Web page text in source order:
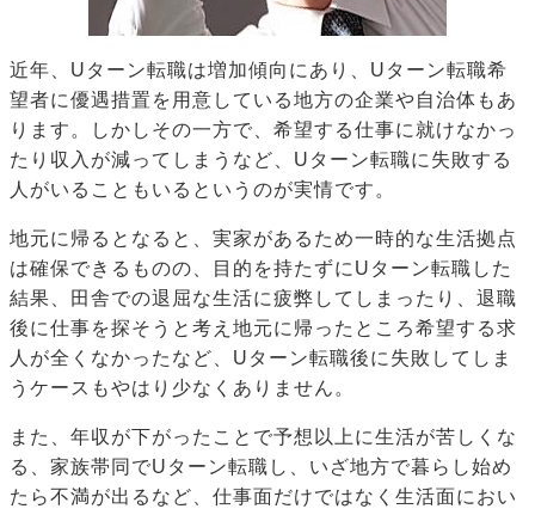
近年、Uターン転職は増加傾向にあり、Uターン転職希
望者に優遇措置を用意している地方の企業や自治体もあ
ります。しかしその一方で、希望する仕事に就けなかっ
たり収入が減ってしまうなど、Uターン転職に失敗する
人がいることもいるというのが実情です。
地元に帰るとなると、実家があるため一時的な生活拠点
は確保できるものの、目的を持たずにUターン転職した
結果、田舎での退屈な生活に疲弊してしまったり、退職
後に仕事を探そうと考え地元に帰ったところ希望する求
人が全くなかったなど、Uターン転職後に失敗してしま
うケースもやはり少なくありません。
また、年収が下がったことで予想以上に生活が苦しくな
る、家族帯同でUターン転職し、いざ地方で暮らし始め
たら不満が出るなど、仕事面だけではなく生活面におい